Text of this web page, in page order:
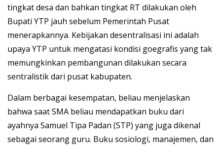
tingkat desa dan bahkan tingkat RT dilakukan oleh
Bupati YTP jauh sebelum Pemerintah Pusat
menerapkannya. Kebijakan desentralisasi ini adalah
upaya YTP untuk mengatasi kondisi goegrafis yang tak
me­mungkinkan pembangunan dilakukan secara
sentralistik dari pusat kabupaten.
Dalam berbagai kesempatan, beliau menjelaskan
bahwa saat SMA beliau mendapatkan buku dari
ayahnya Samuel Tipa Padan (STP) yang juga dikenal
sebagai seorang guru. Buku sosiologi, manajemen, dan